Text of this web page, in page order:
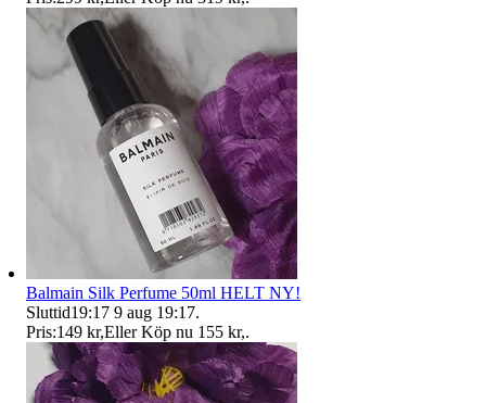
Balmain Silk Perfume 50ml HELT NY!
Sluttid19:17 9 aug 19:17.
Pris:149 kr,Eller Köp nu 155 kr,.